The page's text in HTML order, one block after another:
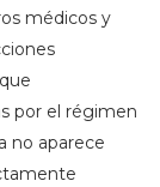
médicos y
por el régimen
no aparece